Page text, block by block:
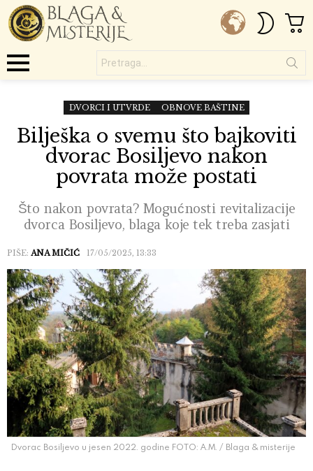
SKIN
DVORCI I UTVRDE OBNOVE BAŠTINE
Bilješka o svemu što bajkoviti
dvorac Bosiljevo nakon
povrata može postati
Što nakon povrata? Mogućnosti revitalizacije
dvorca Bosiljevo, blaga koje tek treba zasjati
PIŠE: ANA MIČIĆ 17/05/2025, 13:33
Dvorac Bosiljevo u jesen 2022. godine FOTO: A.M. / Blaga & misterije